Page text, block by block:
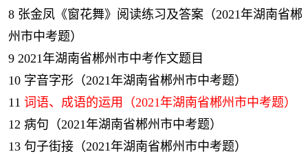
8 张金凤《窗花舞》阅读练习及答案（2021年湖南省郴
州市中考题）
9 2021年湖南省郴州市中考作文题目
10 字音字形（2021年湖南省郴州市中考题）
11 词语、成语的运用（2021年湖南省郴州市中考题）
12 病句（2021年湖南省郴州市中考题）
13 句子街接（2021年湖南省郴州市中考题）